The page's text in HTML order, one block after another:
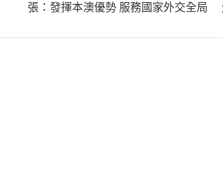
張：發揮本澳優勢 服務國家外交全局